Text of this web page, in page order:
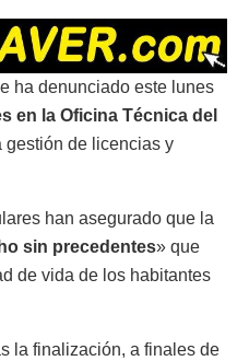
ha denunciado este lunes
en la Oficina Técnica del
gestión de licencias y
han asegurado que la
sin precedentes» que
de vida de los habitantes
la finalización, a finales de